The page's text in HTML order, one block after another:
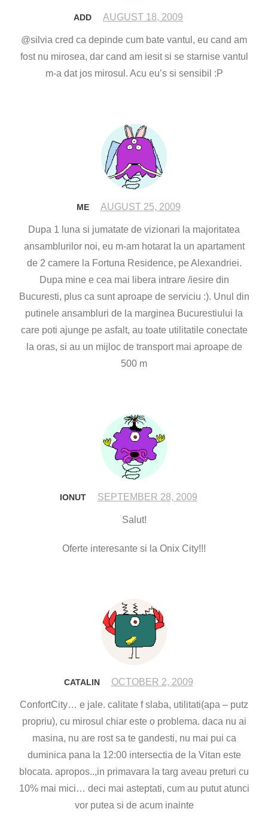
ADD AUGUST 18, 2009
@silvia cred ca depinde cum bate vantul, eu cand am
fost nu mirosea, dar cand am iesit si se starnise vantul
m-a dat jos mirosul. Acu eu’s si sensibil :P
ME AUGUST 25, 2009
Dupa 1 luna si jumatate de vizionari la majoritatea
ansamblurilor noi, eu m-am hotarat la un apartament
de 2 camere la Fortuna Residence, pe Alexandriei.
Dupa mine e cea mai libera intrare /iesire din
Bucuresti, plus ca sunt aproape de serviciu :). Unul din
putinele ansambluri de la marginea Bucurestiului la
care poti ajunge pe asfalt, au toate utilitatile conectate
la oras, si au un mijloc de transport mai aproape de
500 m
IONUT SEPTEMBER 28, 2009
Salut!
Oferte interesante si la Onix City!!!
CATALIN OCTOBER 2, 2009
ConfortCity… e jale. calitate f slaba, utilitati(apa – putz
propriu), cu mirosul chiar este o problema. daca nu ai
masina, nu are rost sa te gandesti, nu mai pui ca
duminica pana la 12:00 intersectia de la Vitan este
blocata. apropos..,in primavara la targ aveau preturi cu
10% mai mici… deci mai asteptati, cum au putut atunci
vor putea si de acum inainte